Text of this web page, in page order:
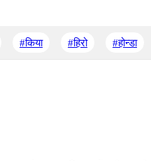
#किया #हिरो #होन्डा